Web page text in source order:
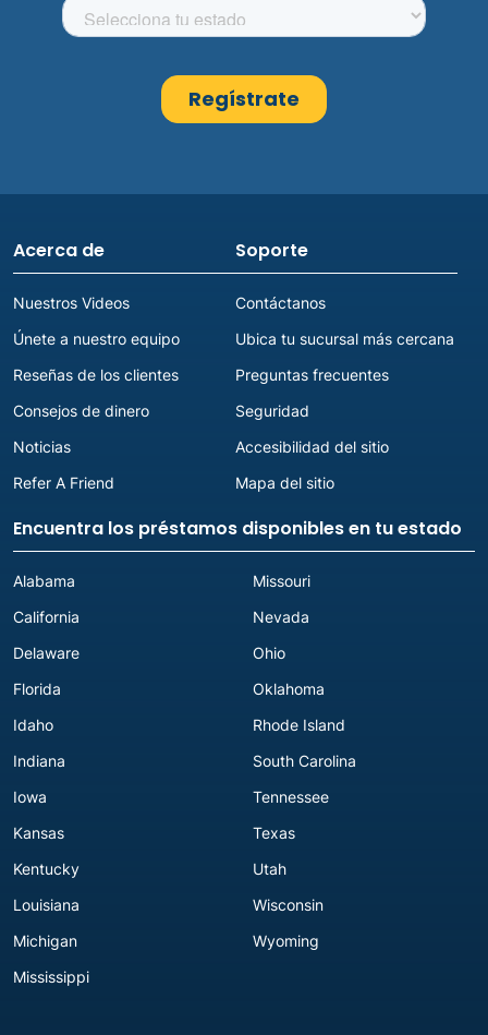
Acerca de
Nuestros Videos
Únete a nuestro equipo
Reseñas de los clientes
Consejos de dinero
Noticias
Refer A Friend
Soporte
Contáctanos
Ubica tu sucursal más cercana
Preguntas frecuentes
Seguridad
Accesibilidad del sitio
Mapa del sitio
Encuentra los préstamos disponibles en tu estado
Alabama
California
Delaware
Florida
Idaho
Indiana
Iowa
Kansas
Kentucky
Louisiana
Michigan
Mississippi
Missouri
Nevada
Ohio
Oklahoma
Rhode Island
South Carolina
Tennessee
Texas
Utah
Wisconsin
Wyoming